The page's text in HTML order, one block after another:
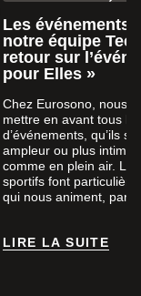
Les événements
notre équipe
retour sur
pour Elles »
Chez Eurosono, nous
mettre en avant tous
d’événements, qu’ils
ampleur ou plus
comme en plein air.
sportifs font
qui nous animent, par...
LIRE LA SUITE